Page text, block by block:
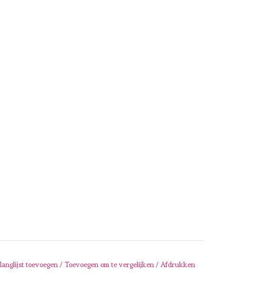
toevoegen / Toevoegen om te vergelijken / Afdrukken